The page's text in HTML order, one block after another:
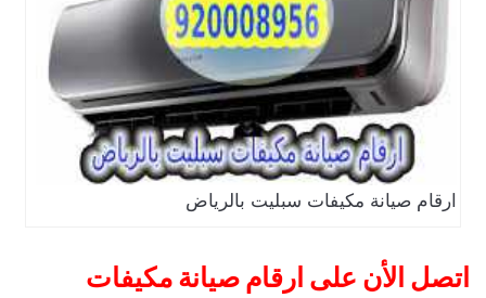
ارقام صيانة مكيفات سبليت بالرياض
اتصل الأن على ارقام صيانة مكيفات